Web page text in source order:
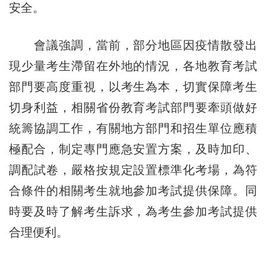
安全。
會議強調，當前，部分地區因疫情散發出
現少量考生滯留在外地的情況，各地教育考試
部門要高度重視，以考生為本，切實保障考生
切身利益，相關省份教育考試部門要牽頭做好
統籌協調工作，有關地方部門和招生單位應積
極配合，制定專門應急安置方案，及時加印、
調配試卷，嚴格按規定設置標準化考場，為符
合條件的相關考生就地參加考試提供保障。同
時要及時了解考生訴求，為考生參加考試提供
合理便利。